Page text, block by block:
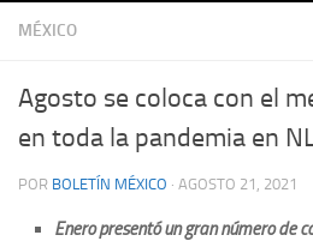
MÉXICO
Agosto se coloca con el
en toda la pandemia en
POR BOLETÍN MÉXICO · AGOSTO 21, 2021
Enero presentó un gran número de